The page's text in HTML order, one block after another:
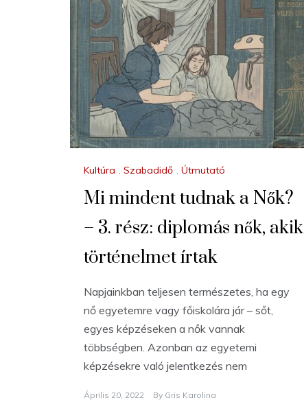
Kultúra , Szabadidő , Útmutató
Mi mindent tudnak a Nők?
– 3. rész: diplomás nők, akik
történelmet írtak
Napjainkban teljesen természetes, ha egy
nő egyetemre vagy főiskolára jár – sőt,
egyes képzéseken a nők vannak
többségben. Azonban az egyetemi
képzésekre való jelentkezés nem
Április 20, 2022 By Gris Karolina